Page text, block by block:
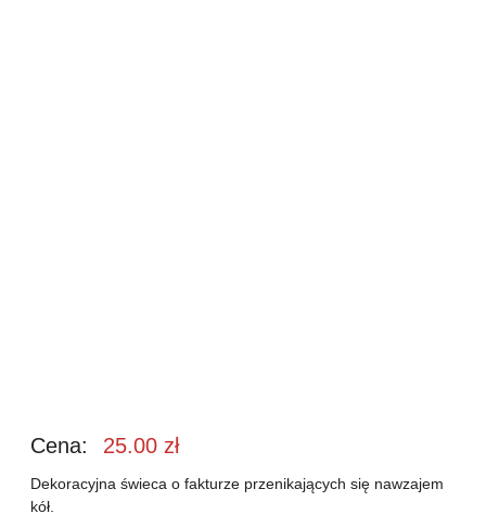
Cena: 25.00 zł
Dekoracyjna świeca o fakturze przenikających się nawzajem
kół.